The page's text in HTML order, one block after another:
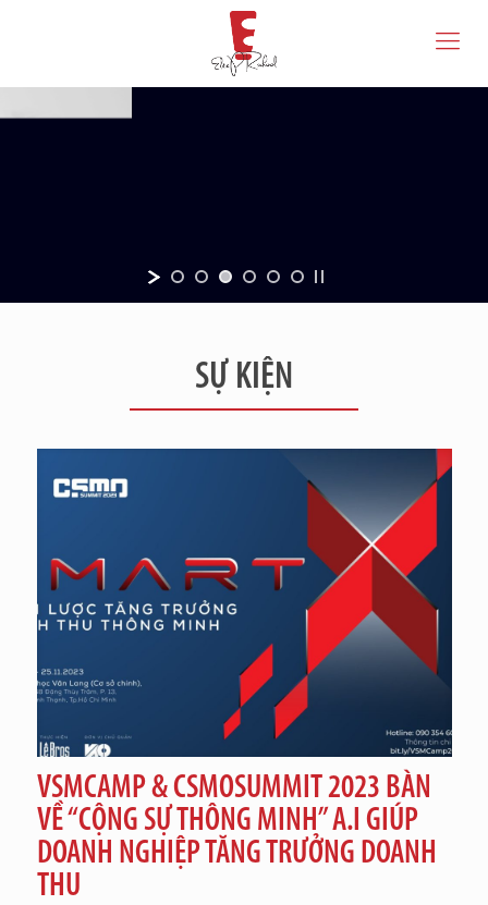
SỰ KIỆN
VSMCAMP & CSMOSUMMIT 2023 BÀN
VỀ “CỘNG SỰ THÔNG MINH” A.I GIÚP
DOANH NGHIỆP TĂNG TRƯỞNG DOANH
THU